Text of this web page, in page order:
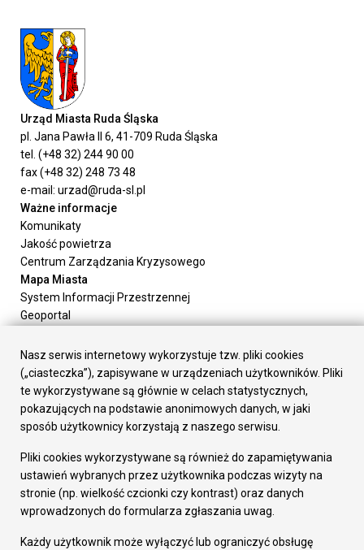
Urząd Miasta Ruda Śląska
pl. Jana Pawła II 6, 41-709 Ruda Śląska
tel. (+48 32) 244 90 00
fax (+48 32) 248 73 48
e-mail: urzad@ruda-sl.pl
Ważne informacje
Komunikaty
Jakość powietrza
Centrum Zarządzania Kryzysowego
Mapa Miasta
System Informacji Przestrzennej
Geoportal
Załatw sprawę
Prezydent Miasta
Rada Miasta
Wydziały
Elektroniczna Skrzynka Podawcza
Gospodarka
Fundusze europejskie
Środki krajowe
Oferty inwestycyjne
Pozostałe
Nasz serwis internetowy wykorzystuje tzw. pliki cookies
(„ciasteczka”), zapisywane w urządzeniach użytkowników. Pliki
te wykorzystywane są głównie w celach statystycznych,
pokazujących na podstawie anonimowych danych, w jaki
sposób użytkownicy korzystają z naszego serwisu.
Pliki cookies wykorzystywane są również do zapamiętywania
ustawień wybranych przez użytkownika podczas wizyty na
stronie (np. wielkość czcionki czy kontrast) oraz danych
wprowadzonych do formularza zgłaszania uwag.
Każdy użytkownik może wyłączyć lub ograniczyć obsługę